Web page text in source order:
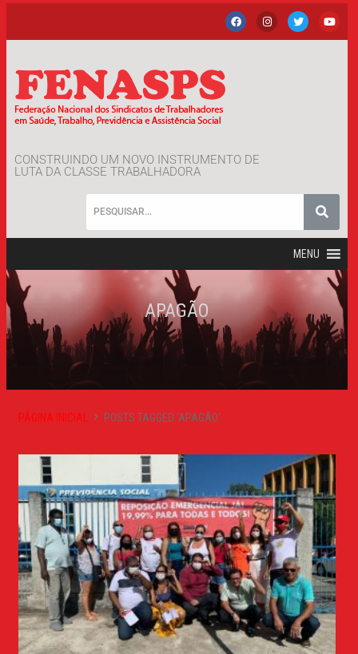
CONSTRUINDO UM NOVO INSTRUMENTO DE
LUTA DA CLASSE TRABALHADORA
MENU
APAGÃO
PÁGINA INICIAL POSTS TAGGED 'APAGÃO'